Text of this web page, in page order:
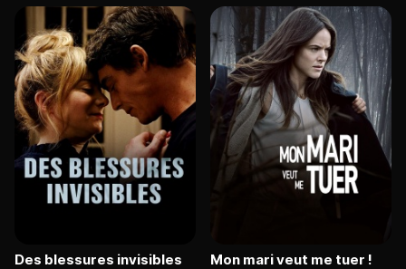
Des blessures invisibles Mon mari veut me tuer !